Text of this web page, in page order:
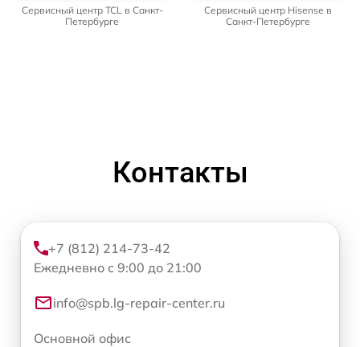
Сервисный центр TCL в Санкт-
Петербурге
Сервисный центр Hisense в
Санкт-Петербурге
Контакты
+7 (812) 214-73-42
Ежедневно с 9:00 до 21:00
info@spb.lg-repair-center.ru
Основной офис